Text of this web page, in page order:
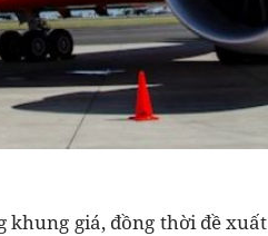
khung giá, đồng thời đề